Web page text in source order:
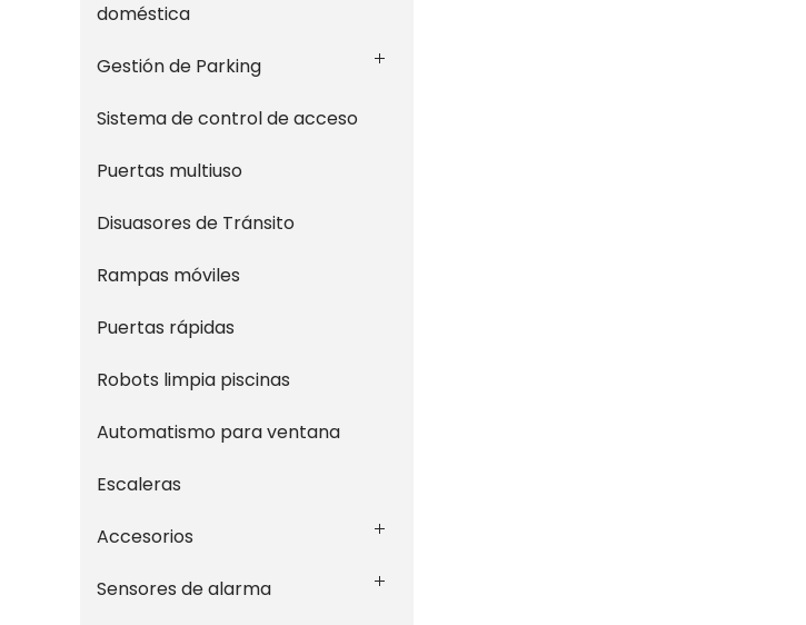
doméstica
Gestión de Parking
Sistema de control de acceso
Puertas multiuso
Disuasores de Tránsito
Rampas móviles
Puertas rápidas
Robots limpia piscinas
Automatismo para ventana
Escaleras
Accesorios
Sensores de alarma